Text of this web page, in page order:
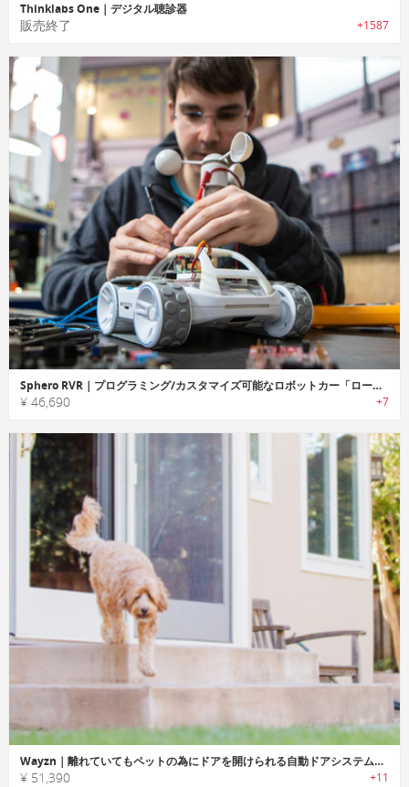
Thinklabs One｜デジタル聴診器
販売終了 +1587
Sphero RVR｜プログラミング/カスタマイズ可能なロボットカー「ローヴァー」
¥ 46,690 +7
Wayzn｜離れていてもペットの為にドアを開けられる自動ドアシステム「ウェイズン」
¥ 51,390 +11